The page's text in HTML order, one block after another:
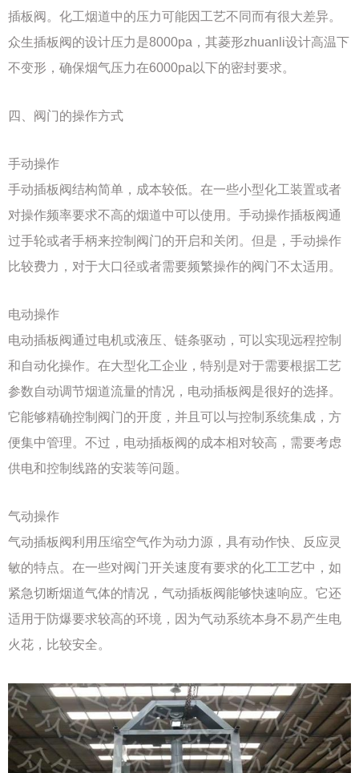
插板阀。化工烟道中的压力可能因工艺不同而有很大差异。
众生插板阀的设计压力是8000pa，其菱形zhuanli设计高温下
不变形，确保烟气压力在6000pa以下的密封要求。
四、阀门的操作方式
手动操作
手动插板阀结构简单，成本较低。在一些小型化工装置或者
对操作频率要求不高的烟道中可以使用。手动操作插板阀通
过手轮或者手柄来控制阀门的开启和关闭。但是，手动操作
比较费力，对于大口径或者需要频繁操作的阀门不太适用。
电动操作
电动插板阀通过电机或液压、链条驱动，可以实现远程控制
和自动化操作。在大型化工企业，特别是对于需要根据工艺
参数自动调节烟道流量的情况，电动插板阀是很好的选择。
它能够精确控制阀门的开度，并且可以与控制系统集成，方
便集中管理。不过，电动插板阀的成本相对较高，需要考虑
供电和控制线路的安装等问题。
气动操作
气动插板阀利用压缩空气作为动力源，具有动作快、反应灵
敏的特点。在一些对阀门开关速度有要求的化工工艺中，如
紧急切断烟道气体的情况，气动插板阀能够快速响应。它还
适用于防爆要求较高的环境，因为气动系统本身不易产生电
火花，比较安全。